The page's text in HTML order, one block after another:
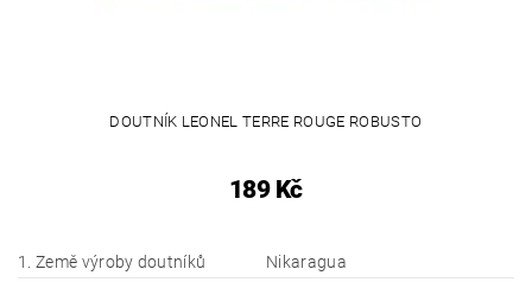
DOUTNÍK LEONEL TERRE ROUGE ROBUSTO
189 Kč
1. Země výroby doutníků
Nikaragua